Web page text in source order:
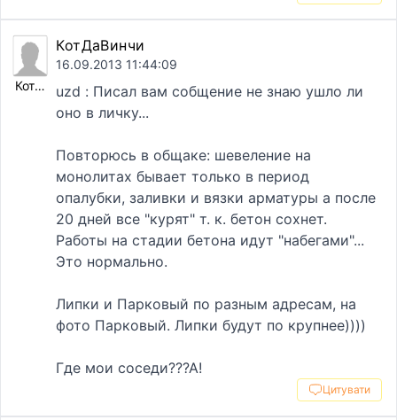
КотДаВинчи
КотДаВинчи
16.09.2013 11:44:09
uzd : Писал вам собщение не знаю ушло ли
оно в личку...
Повторюсь в общаке: шевеление на
монолитах бывает только в период
опалубки, заливки и вязки арматуры а после
20 дней все "курят" т. к. бетон сохнет.
Работы на стадии бетона идут "набегами"...
Это нормально.
Липки и Парковый по разным адресам, на
фото Парковый. Липки будут по крупнее))))
Где мои соседи???А!
Цитувати